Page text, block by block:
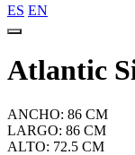
ES EN
Atlantic
ANCHO: 86 CM
LARGO: 86 CM
ALTO: 72.5 CM